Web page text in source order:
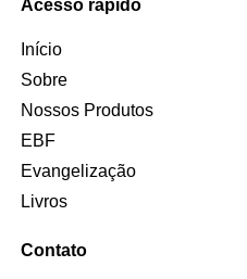
Acesso rápido
Início
Sobre
Nossos Produtos
EBF
Evangelização
Livros
Contato